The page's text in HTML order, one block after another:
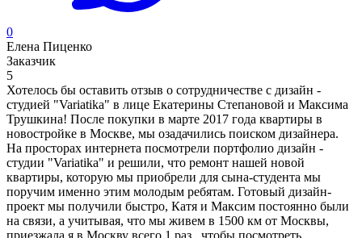
0
Елена Пиценко
Заказчик
5
Хотелось бы оставить отзыв о сотрудничестве с дизайн -
студией "Variatika" в лице Екатерины Степановой и Максима
Трушкина! После покупки в марте 2017 года квартиры в
новостройке в Москве, мы озадачились поиском дизайнера.
На просторах интернета посмотрели портфолио дизайн -
студии "Variatika" и решили, что ремонт нашей новой
квартиры, которую мы приобрели для сына-студента мы
поручим именно этим молодым ребятам. Готовый дизайн-
проект мы получили быстро, Катя и Максим постоянно были
на связи, а учитывая, что мы живем в 1500 км от Москвы,
приезжала я в Москву всего 1 раз , чтобы посмотреть